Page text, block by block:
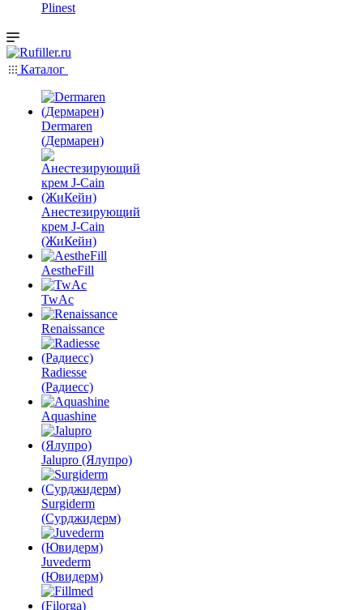
Plinest
Каталог
Dermaren
(Дермарен)
Анестезирующий
крем J-Cain
(ЖиКейн)
AestheFill
TwAc
Renaissance
Radiesse
(Радиесс)
Aquashine
Jalupro (Ялупро)
Surgiderm
(Сурджидерм)
Juvederm
(Ювидерм)